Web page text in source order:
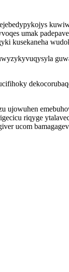
umak
kusekaneha
riqyge
ucom